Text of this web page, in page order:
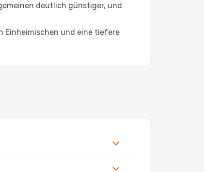
deutlich günstiger, und
Einheimischen und eine tiefere